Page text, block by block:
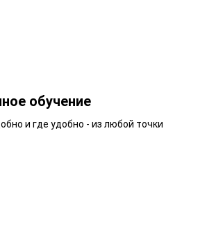
обучение
и где удобно - из любой точки